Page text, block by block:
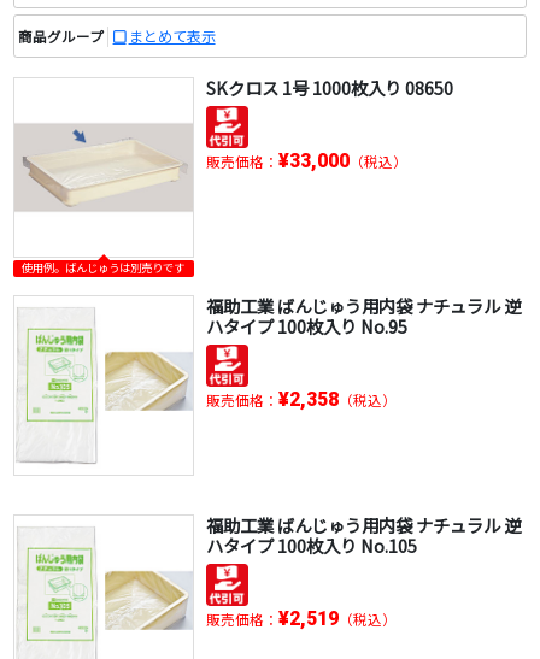
商品グループ まとめて表示
使用例。ばんじゅうは別売りです
SKクロス 1号 1000枚入り 08650
販売価格： ¥33,000（税込）
福助工業 ばんじゅう用内袋 ナチュラル 逆
ハタイプ 100枚入り No.95
販売価格： ¥2,358（税込）
福助工業 ばんじゅう用内袋 ナチュラル 逆
ハタイプ 100枚入り No.105
販売価格： ¥2,519（税込）